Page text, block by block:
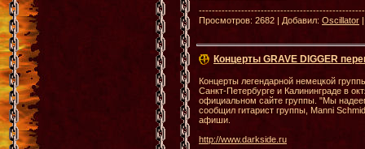
Просмотров: 2682 | Добавил: Oscillator
Концерты GRAVE DIGGER
Концерты легендарной немецкой
Санкт-Петербурге и Калининграде в
официальном сайте группы. "Мы
сообщил гитарист группы, Manni
афиши.
http://www.darkside.ru